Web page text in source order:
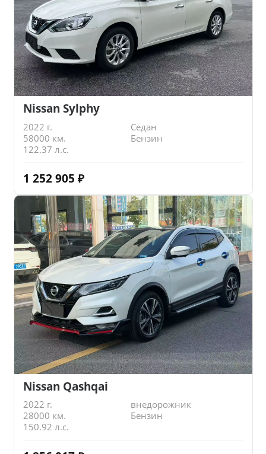
Nissan Sylphy
2022 г.
Седан
58000 км.
Бензин
122.37 л.с.
1 252 905 ₽
Nissan Qashqai
2022 г.
внедорожник
28000 км.
Бензин
150.92 л.с.